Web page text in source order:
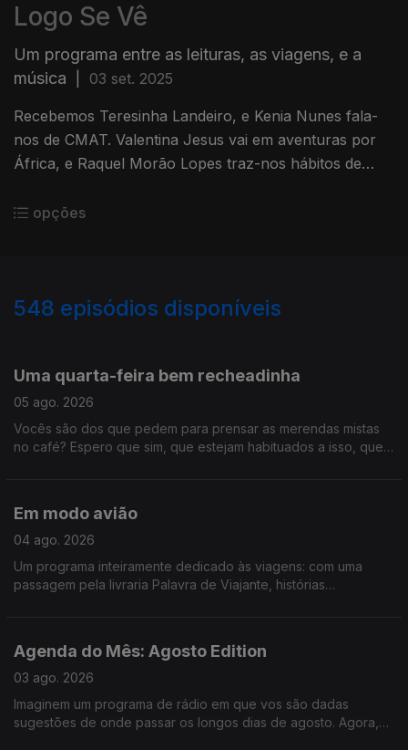
Logo Se Vê
Um programa entre as leituras, as viagens, e a
música
03 set. 2025
Recebemos Teresinha Landeiro, e Kenia Nunes fala-
nos de CMAT. Valentina Jesus vai em aventuras por
África, e Raquel Morão Lopes traz-nos hábitos de
opções
548 episódios disponíveis
Uma quarta-feira bem recheadinha
05 ago. 2026
Vocês são dos que pedem para prensar as merendas mistas
no café? Espero que sim, que estejam habituados a isso, que
em Bicicleta e ainda demos um saltinho à primeira noite do
Vagos Metal Fest. Só mesmo neste estabelecimento - Logo Se
Em modo avião
04 ago. 2026
Um programa inteiramente dedicado às viagens: com uma
passagem pela livraria Palavra de Viajante, histórias
assombro".
Agenda do Mês: Agosto Edition
03 ago. 2026
Imaginem um programa de rádio em que vos são dadas
sugestões de onde passar os longos dias de agosto. Agora,